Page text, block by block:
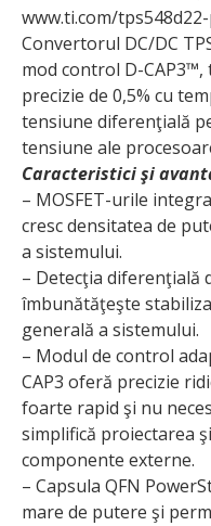
www.ti.com/
Convertorul DC/DC
mod control D-
precizie de 0,5% cu
tensiune diferenţială
tensiune ale
Caracteristici şi
– MOSFET-urile
cresc densitatea de
a sistemului.
– Detecţia diferenţială
îmbunătăţeşte
generală a sistemului.
– Modul de control
CAP3 oferă precizie
foarte rapid şi nu
simplifică proiectarea
componente externe.
– Capsula QFN
mare de putere şi